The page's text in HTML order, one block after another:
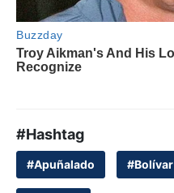
#Hashtag
#Apuñalado #Bolívar